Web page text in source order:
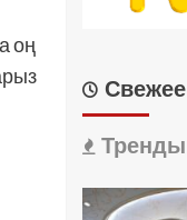
оң
Свежее
Тренды